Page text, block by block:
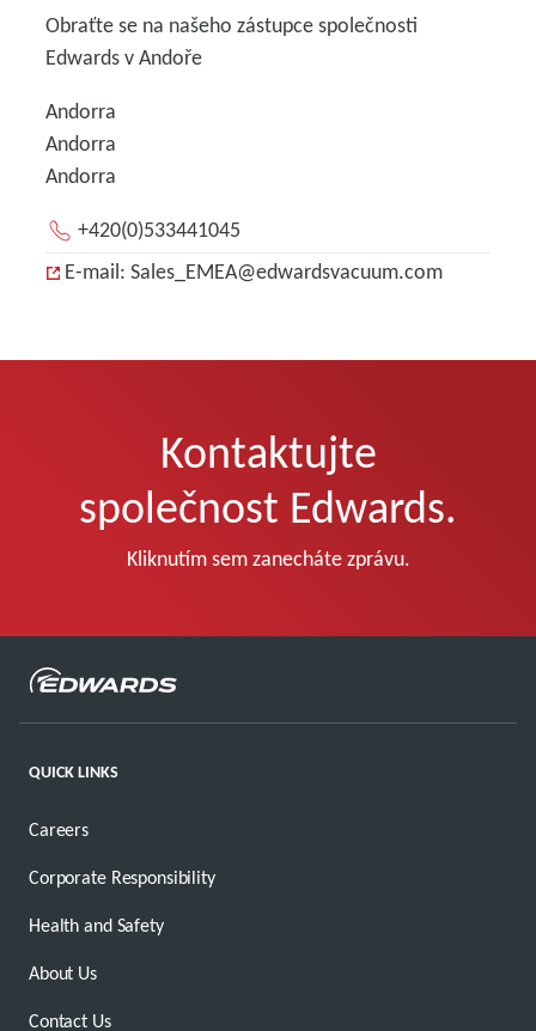
Obraťte se na našeho zástupce společnosti
Edwards v Andoře
Andorra
Andorra
Andorra
+420(0)533441045
E-mail: Sales_EMEA@edwardsvacuum.com
Kontaktujte
společnost Edwards.
Kliknutím sem zanecháte zprávu.
QUICK LINKS
Careers
Corporate Responsibility
Health and Safety
About Us
Contact Us